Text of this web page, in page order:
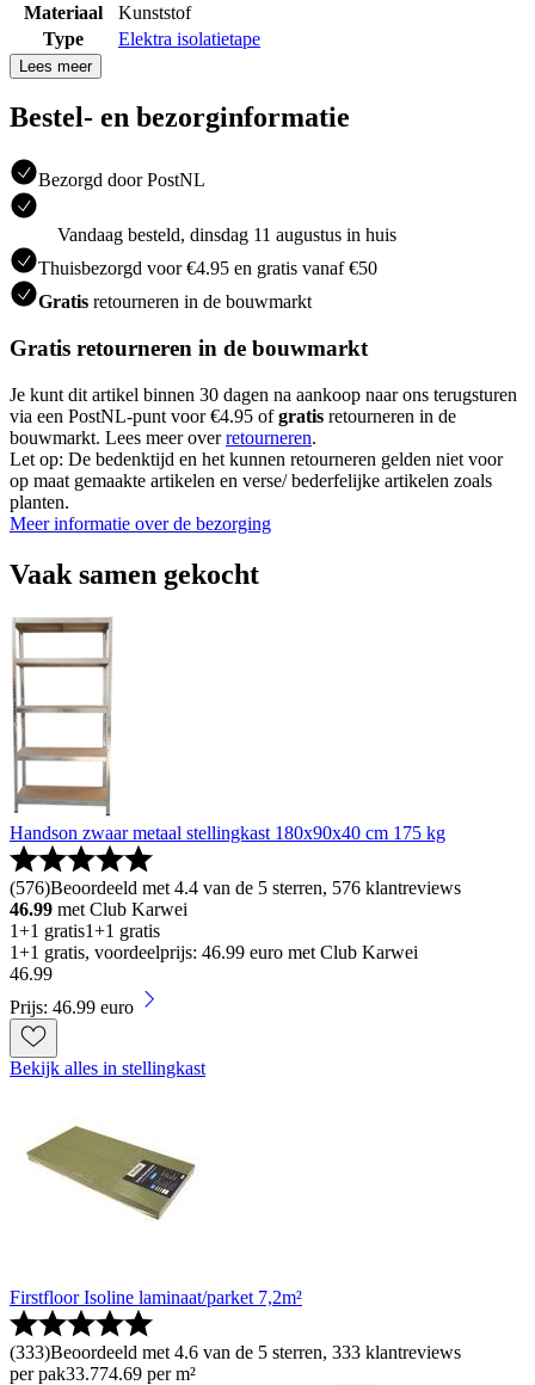
Materiaal
Kunststof
Type
Elektra isolatietape
Lees meer
Bestel- en bezorginformatie
Bezorgd door PostNL
Vandaag besteld, dinsdag 11 augustus in huis
Thuisbezorgd voor €4.95 en gratis vanaf €50
Gratis retourneren in de bouwmarkt
Gratis retourneren in de bouwmarkt
Je kunt dit artikel binnen 30 dagen na aankoop naar ons terugsturen
via een PostNL-punt voor €4.95 ofgratis retourneren in de
bouwmarkt. Lees meer overretourneren.
Let op: De bedenktijd en het kunnen retourneren gelden niet voor
op maat gemaakte artikelen en verse/ bederfelijke artikelen zoals
planten.
Meer informatie over de bezorging
Vaak samen gekocht
Handson zwaar metaal stellingkast 180x90x40 cm 175 kg
(576)Beoordeeld met 4.4 van de 5 sterren, 576 klantreviews
46.99 met Club Karwei
1+1 gratis1+1 gratis
1+1 gratis, voordeelprijs: 46.99 euro met Club Karwei
46.99
Prijs: 46.99 euro
Bekijk alles in stellingkast
Firstfloor Isoline laminaat/parket 7,2m²
(333)Beoordeeld met 4.6 van de 5 sterren, 333 klantreviews
per pak33.774.69 per m²